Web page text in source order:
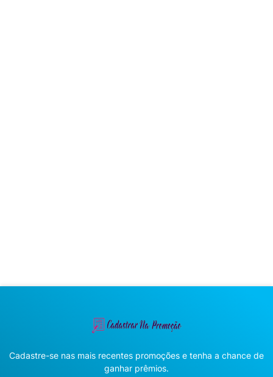
Cadastre-se nas mais recentes promoções e tenha a chance de
ganhar prêmios.